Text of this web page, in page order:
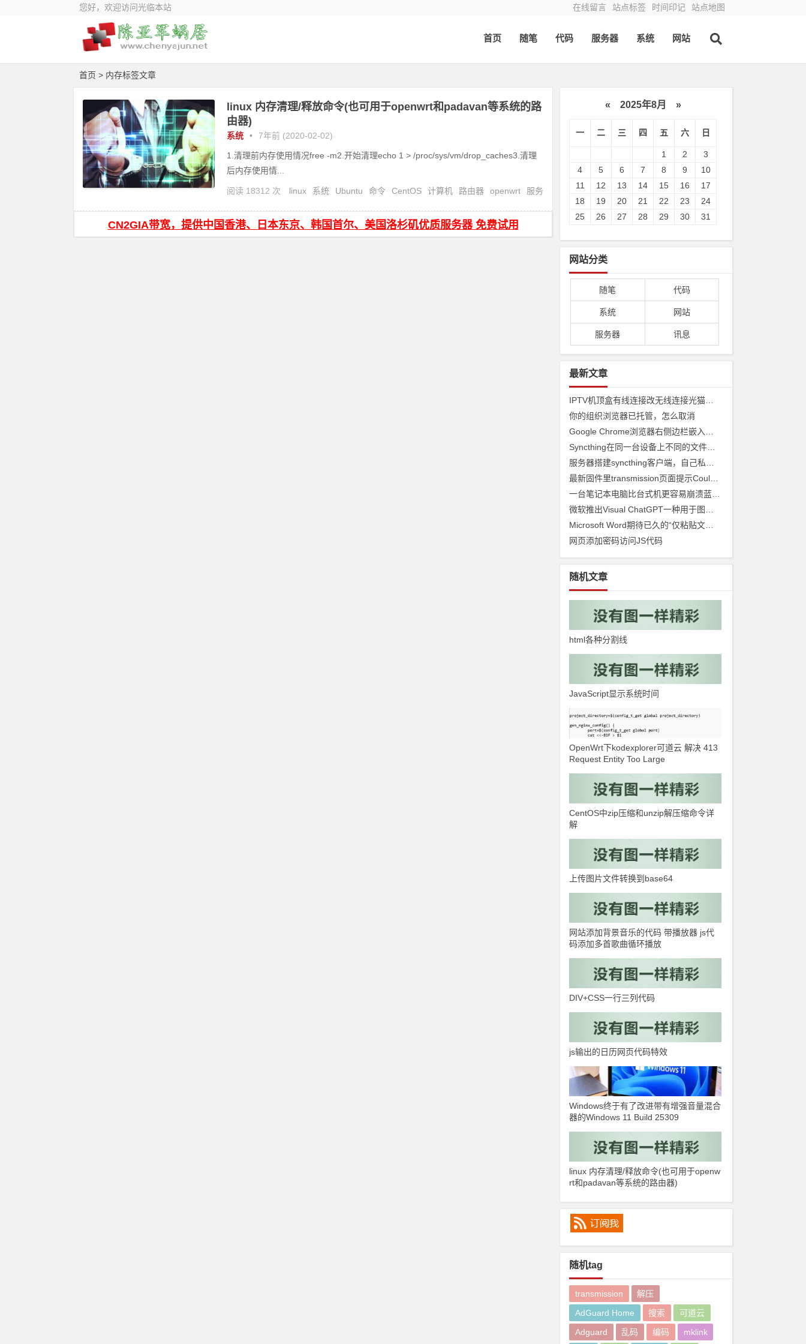
您好，欢迎访问光临本站 在线留言 站点标签 时间印记 站点地图
首页 随笔 代码 服务器 系统 网站
首页 > 内存标签文章
linux 内存清理/释放命令(也可用于openwrt和padavan等系统的路
由器)
系统 • 7年前 (2020-02-02)
1.清理前内存使用情况free -m2.开始清理echo 1 > /proc/sys/vm/drop_caches3.清理
后内存使用情...
阅读 18312 次 linux 系统 Ubuntu 命令 CentOS 计算机 路由器 openwrt
服务
CN2GIA带宽，提供中国香港、日本东京、韩国首尔、美国洛杉矶优质服务器 免费试用
« 2025年8月 »
一 二 三 四 五 六 日
1 2
3
4
5 6 7 8 9
10
11
12 13 14 15 16
17
18
19 20 21 22 23
24
25
26 27 28 29 30 31
网站分类
随笔 代码
系统 网站
服务器 讯息
最新文章
你的组织浏览器已托管，怎么取消
网页添加密码访问JS代码
随机文章
html各种分割线
JavaScript显示系统时间
OpenWrt下kodexplorer可道云 解决 413
Request Entity Too Large
CentOS中zip压缩和unzip解压缩命令详
解
上传图片文件转换到base64
网站添加背景音乐的代码 带播放器 js代
码添加多首歌曲循环播放
DIV+CSS一行三列代码
js输出的日历网页代码特效
Windows终于有了改进带有增强音量混合
器的Windows 11 Build 25309
linux 内存清理/释放命令(也可用于openw
rt和padavan等系统的路由器)
随机tag
transmission
解压
AdGuard Home
搜索
可道云
Adguard
乱码 编码 mklink